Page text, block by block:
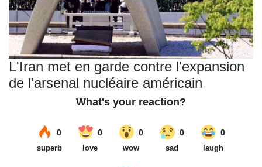
L'Iran met en garde contre l'expansion
de l'arsenal nucléaire américain